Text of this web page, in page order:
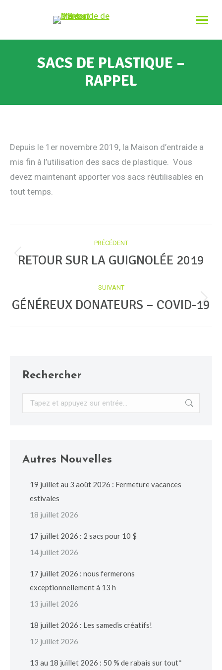
SACS DE PLASTIQUE –
RAPPEL
Depuis le 1er novembre 2019, la Maison d’entraide a
mis fin à l’utilisation des sacs de plastique. Vous
devez maintenant apporter vos sacs réutilisables en
tout temps.
Navigation
article
PRÉCÉDENT
Article
:
RETOUR SUR LA GUIGNOLÉE 2019
SUIVANT
Article
GÉNÉREUX DONATEURS – COVID-19
Rechercher
Recherche
:
Autres Nouvelles
19 juillet au 3 août 2026 : Fermeture vacances
estivales
18 juillet 2026
17 juillet 2026 : 2 sacs pour 10 $
14 juillet 2026
17 juillet 2026 : nous fermerons
exceptionnellement à 13 h
13 juillet 2026
18 juillet 2026 : Les samedis créatifs!
12 juillet 2026
13 au 18 juillet 2026 : 50 % de rabais sur tout*